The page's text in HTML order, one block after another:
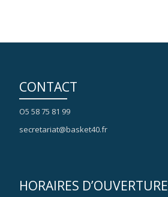
CONTACT
O5 58 75 81 99
secretariat@basket40.fr
HORAIRES D’OUVERTURE